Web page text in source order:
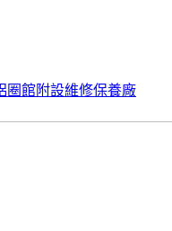
圈館附設維修保養廠